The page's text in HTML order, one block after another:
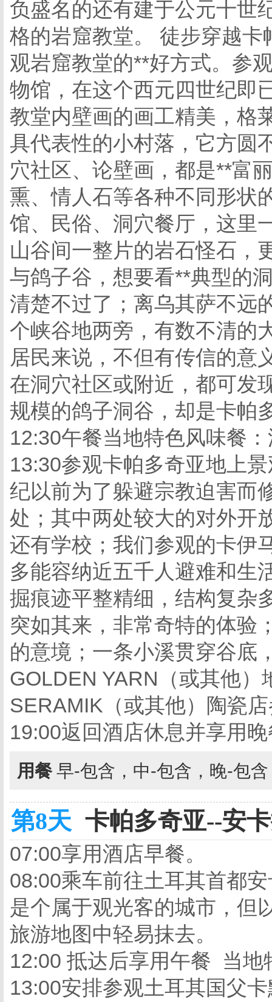
负盛名的还有建于公元十世
格的岩窟教堂。 徒步穿越
观岩窟教堂的**好方式。参
物馆，在这个西元四世纪即
教堂内壁画的画工精美，格
具代表性的小村落，它方圆
穴社区、论壁画，都是**富
熏、情人石等各种不同形状
馆、民俗、洞穴餐厅，这里
山谷间一整片的岩石怪石，
与鸽子谷，想要看**典型的
清楚不过了；离乌其萨不远
个峡谷地两旁，有数不清的
居民来说，不但有传信的意
在洞穴社区或附近，都可发
规模的鸽子洞谷，却是卡帕
12:30午餐当地特色风味餐
13:30参观卡帕多奇亚地上
纪以前为了躲避宗教迫害而
处；其中两处较大的对外开
还有学校；我们参观的卡伊
多能容纳近五千人避难和生
掘痕迹平整精细，结构复杂
突如其来，非常奇特的体验
的意境；一条小溪贯穿谷底
GOLDEN YARN（或其他）
SERAMIK（或其他）陶瓷
19:00返回酒店休息并享用
用餐 早-包含，中-包含，晚-包
第8天 卡帕多奇亚--安
07:00享用酒店早餐。
08:00乘车前往土耳其首都
是个属于观光客的城市，但
旅游地图中轻易抹去。
12:00 抵达后享用午餐 当地
13:00安排参观土耳其国父